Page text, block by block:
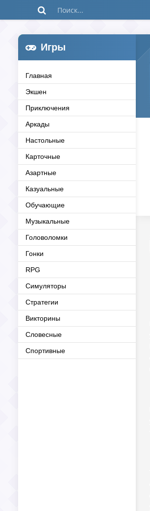
Игры
Главная
Экшен
Приключения
Аркады
Настольные
Карточные
Азартные
Казуальные
Обучающие
Музыкальные
Головоломки
Гонки
RPG
Симуляторы
Стратегии
Викторины
Словесные
Спортивные